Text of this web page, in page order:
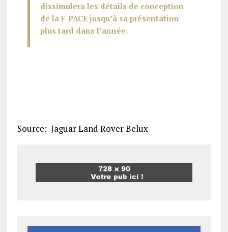
dissimulera les détails de conception
de la F-PACE jusqu’à sa présentation
plus tard dans l’année.
Source: Jaguar Land Rover Belux